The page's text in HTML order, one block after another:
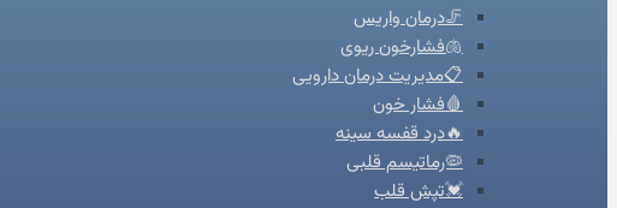
🦵درمان واریس
🫁فشارخون ریوی
📋مدیریت درمان دارویی
🩸فشار خون
🔥درد قفسه سینه
🦠رماتیسم قلبی
💓تپش قلب